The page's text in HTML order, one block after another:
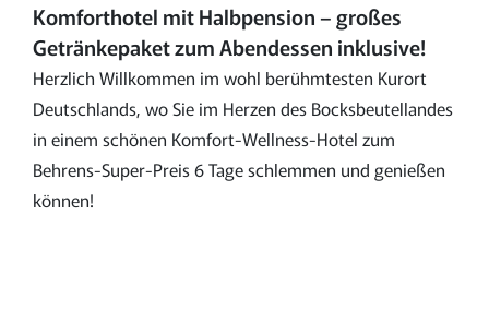
Komforthotel mit Halbpension – großes
Getränkepaket zum Abendessen inklusive!
Herzlich Willkommen im wohl berühmtesten Kurort
Deutschlands, wo Sie im Herzen des Bocksbeutellandes
in einem schönen Komfort-Wellness-Hotel zum
Behrens-Super-Preis 6 Tage schlemmen und genießen
können!